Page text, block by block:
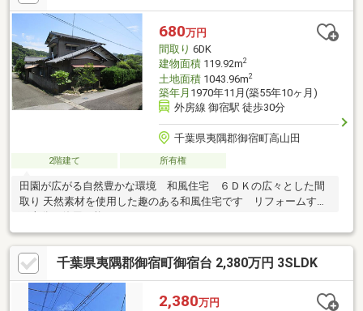
680万円
間取り 6DK
建物面積119.92m2
土地面積1043.96m2
築年月 1970年11月(築55年10ヶ月)
外房線 御宿駅 徒歩30分
千葉県夷隅郡御宿町高山田
2階建て 所有権
田園が広がる自然豊かな環境 和風住宅 ６ＤＫの広々とした間
取り 天然素材を使用した趣のある和風住宅です リフォームすれ
千葉県夷隅郡御宿町御宿台 2,380万円 3SLDK
2,380万円